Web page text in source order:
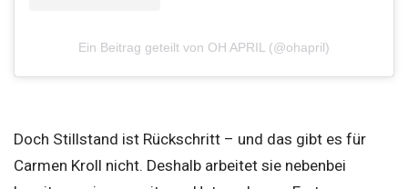
Ein Beitrag geteilt von OH APRIL (@ohapril)
Doch Stillstand ist Rückschritt – und das gibt es für
Carmen Kroll nicht. Deshalb arbeitet sie nebenbei